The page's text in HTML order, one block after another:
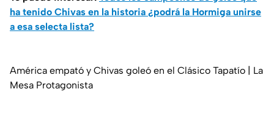
ha tenido Chivas en la historia ¿podrá la Hormiga unirse
a esa selecta lista?
América empató y Chivas goleó en el Clásico Tapatío | La
Mesa Protagonista